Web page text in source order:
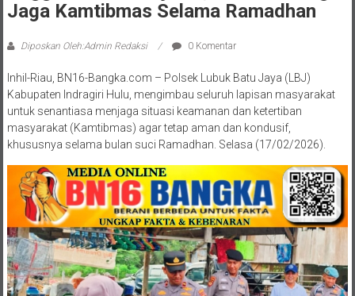
Kabupaten Indragiri Hulu, mengimbau seluruh lapisan masyarakat
untuk senantiasa menjaga situasi keamanan dan ketertiban
masyarakat (Kamtibmas) agar tetap aman dan kondusif,
khususnya selama bulan suci Ramadhan. Selasa (17/02/2026).